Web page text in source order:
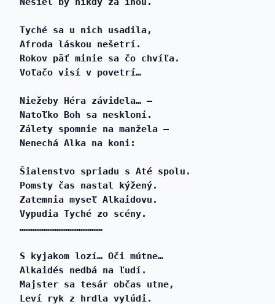
Tyché sa u nich usadila,
Afroda láskou nešetrí.
Rokov päť minie sa čo chvíľa.
Voľačo visí v povetrí…
Niežeby Héra závidela… –
Natoľko Boh sa neskloní.
Zálety spomnie na manžela –
Nenechá Alka na koni:
Šialenstvo spriadu s Até spolu.
Pomsty čas nastal kýžený.
Zatemnia myseľ Alkaidovu.
Vypudia Tyché zo scény.
………………………………………
S kyjakom lozí… Oči mútne…
Alkaidés nedbá na ľudí.
Majster sa tesár občas utne,
Leví ryk z hrdla vylúdi.